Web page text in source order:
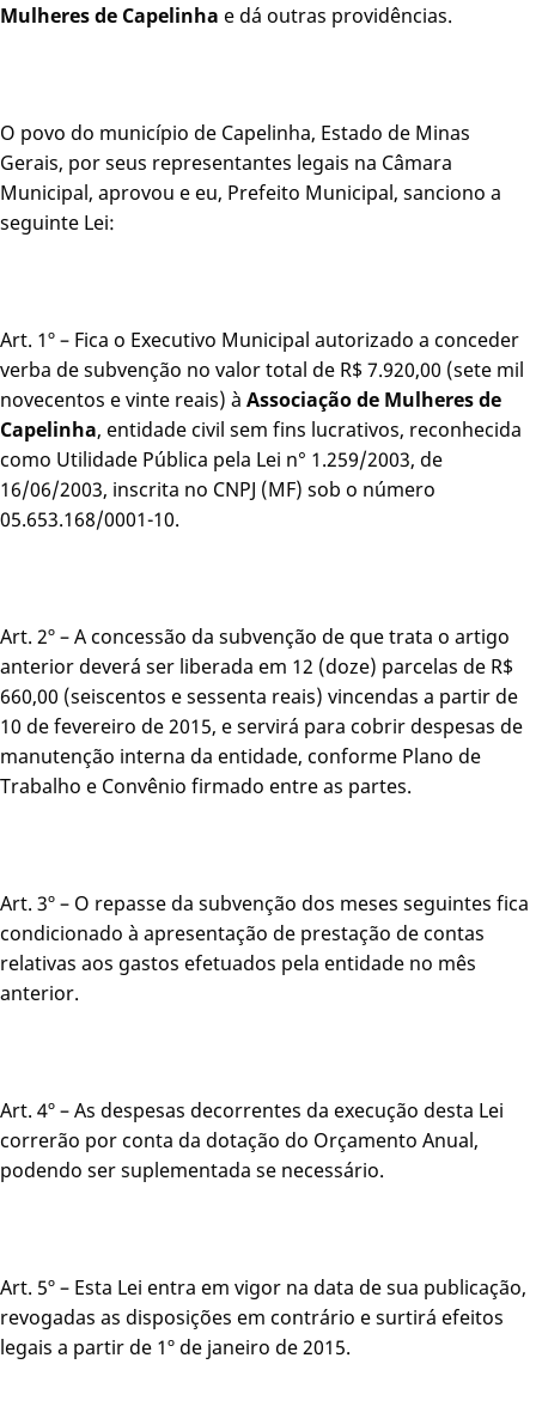
Mulheres de Capelinha e dá outras providências.
O povo do município de Capelinha, Estado de Minas
Gerais, por seus representantes legais na Câmara
Municipal, aprovou e eu, Prefeito Municipal, sanciono a
seguinte Lei:
Art. 1º – Fica o Executivo Municipal autorizado a conceder
verba de subvenção no valor total de R$ 7.920,00 (sete mil
novecentos e vinte reais) à Associação de Mulheres de
Capelinha, entidade civil sem fins lucrativos, reconhecida
como Utilidade Pública pela Lei n° 1.259/2003, de
16/06/2003, inscrita no CNPJ (MF) sob o número
05.653.168/0001-10.
Art. 2º – A concessão da subvenção de que trata o artigo
anterior deverá ser liberada em 12 (doze) parcelas de R$
660,00 (seiscentos e sessenta reais) vincendas a partir de
10 de fevereiro de 2015, e servirá para cobrir despesas de
manutenção interna da entidade, conforme Plano de
Trabalho e Convênio firmado entre as partes.
Art. 3º – O repasse da subvenção dos meses seguintes fica
condicionado à apresentação de prestação de contas
relativas aos gastos efetuados pela entidade no mês
anterior.
Art. 4º – As despesas decorrentes da execução desta Lei
correrão por conta da dotação do Orçamento Anual,
podendo ser suplementada se necessário.
Art. 5º – Esta Lei entra em vigor na data de sua publicação,
revogadas as disposições em contrário e surtirá efeitos
legais a partir de 1º de janeiro de 2015.